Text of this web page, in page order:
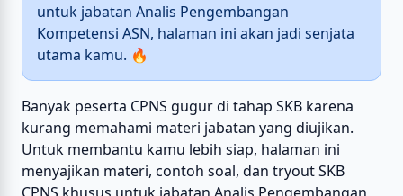
untuk jabatan Analis Pengembangan
Kompetensi ASN, halaman ini akan jadi senjata
utama kamu. 🔥
Banyak peserta CPNS gugur di tahap SKB karena
kurang memahami materi jabatan yang diujikan.
Untuk membantu kamu lebih siap, halaman ini
menyajikan materi, contoh soal, dan tryout SKB